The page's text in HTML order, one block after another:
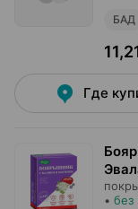
БАД
Где
• без